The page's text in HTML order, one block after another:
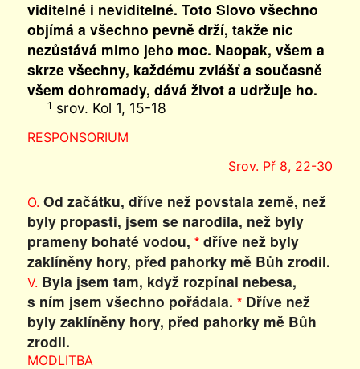
viditelné i neviditelné. Toto Slovo všechno
objímá a všechno pevně drží, takže nic
nezůstává mimo jeho moc. Naopak, všem a
skrze všechny, každému zvlášť a současně
všem dohromady, dává život a udržuje ho.
1 srov. Kol 1, 15-18
RESPONSORIUM
Srov. Př 8, 22-30
O. Od začátku, dříve než povstala země, než
byly propasti, jsem se narodila, než byly
prameny bohaté vodou, *dříve než byly
zaklíněny hory, před pahorky mě Bůh zrodil.
V. Byla jsem tam, když rozpínal nebesa,
s ním jsem všechno pořádala. *Dříve než
byly zaklíněny hory, před pahorky mě Bůh
zrodil.
MODLITBA